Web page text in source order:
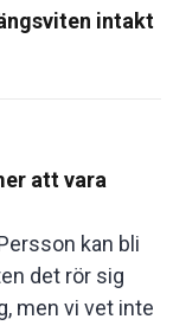
intakt
att vara
kan bli
det rör sig
men vi vet inte